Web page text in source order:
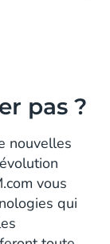
pas ?
nouvelles
vous
qui